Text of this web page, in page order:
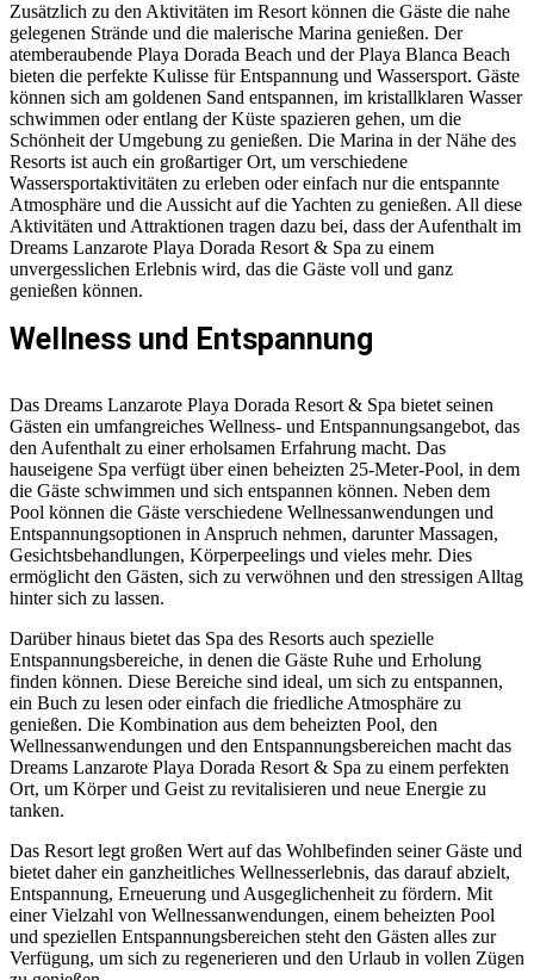
Zusätzlich zu den Aktivitäten im Resort können die Gäste die nahe
gelegenen Strände und die malerische Marina genießen. Der
atemberaubende Playa Dorada Beach und der Playa Blanca Beach
bieten die perfekte Kulisse für Entspannung und Wassersport. Gäste
können sich am goldenen Sand entspannen, im kristallklaren Wasser
schwimmen oder entlang der Küste spazieren gehen, um die
Schönheit der Umgebung zu genießen. Die Marina in der Nähe des
Resorts ist auch ein großartiger Ort, um verschiedene
Wassersportaktivitäten zu erleben oder einfach nur die entspannte
Atmosphäre und die Aussicht auf die Yachten zu genießen. All diese
Aktivitäten und Attraktionen tragen dazu bei, dass der Aufenthalt im
Dreams Lanzarote Playa Dorada Resort & Spa zu einem
unvergesslichen Erlebnis wird, das die Gäste voll und ganz
genießen können.
Wellness und Entspannung
Das Dreams Lanzarote Playa Dorada Resort & Spa bietet seinen
Gästen ein umfangreiches Wellness- und Entspannungsangebot, das
den Aufenthalt zu einer erholsamen Erfahrung macht. Das
hauseigene Spa verfügt über einen beheizten 25-Meter-Pool, in dem
die Gäste schwimmen und sich entspannen können. Neben dem
Pool können die Gäste verschiedene Wellnessanwendungen und
Entspannungsoptionen in Anspruch nehmen, darunter Massagen,
Gesichtsbehandlungen, Körperpeelings und vieles mehr. Dies
ermöglicht den Gästen, sich zu verwöhnen und den stressigen Alltag
hinter sich zu lassen.
Darüber hinaus bietet das Spa des Resorts auch spezielle
Entspannungsbereiche, in denen die Gäste Ruhe und Erholung
finden können. Diese Bereiche sind ideal, um sich zu entspannen,
ein Buch zu lesen oder einfach die friedliche Atmosphäre zu
genießen. Die Kombination aus dem beheizten Pool, den
Wellnessanwendungen und den Entspannungsbereichen macht das
Dreams Lanzarote Playa Dorada Resort & Spa zu einem perfekten
Ort, um Körper und Geist zu revitalisieren und neue Energie zu
tanken.
Das Resort legt großen Wert auf das Wohlbefinden seiner Gäste und
bietet daher ein ganzheitliches Wellnesserlebnis, das darauf abzielt,
Entspannung, Erneuerung und Ausgeglichenheit zu fördern. Mit
einer Vielzahl von Wellnessanwendungen, einem beheizten Pool
und speziellen Entspannungsbereichen steht den Gästen alles zur
Verfügung, um sich zu regenerieren und den Urlaub in vollen Zügen